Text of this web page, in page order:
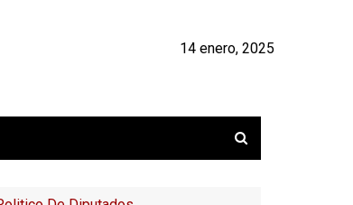
14 enero, 2025